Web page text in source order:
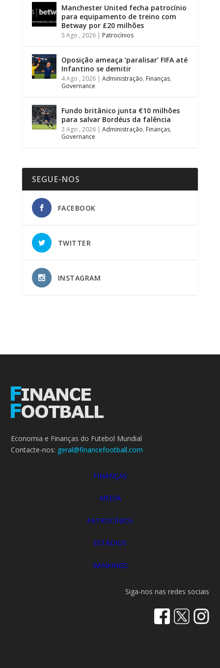
Manchester United fecha patrocínio
para equipamento de treino com
Betway por £20 milhões
5 Ago , 2026| Patrocínios
Oposição ameaça ‘paralisar’ FIFA até
Infantino se demitir
4 Ago , 2026| Administração, Finanças,
Governance
Fundo britânico junta €10 milhões
para salvar Bordéus da falência
3 Ago , 2026| Administração, Finanças,
Governance
SEGUE-NOS
FACEBOOK
TWITTER
INSTAGRAM
Economia e Finanças do Futebol Mundial
Contacte-nos: geral@financefootball.com
FINANÇAS
MEDIA
PATROCÍNIOS
ESTÁDIOS
RANKINGS
Siga-nos nas redes sociais